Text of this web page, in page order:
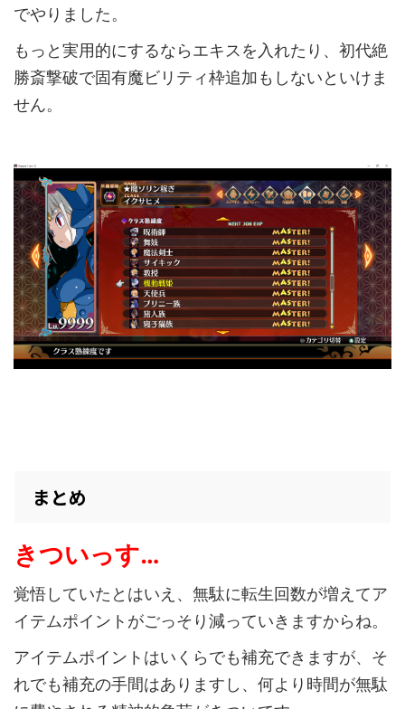
でやりました。
もっと実用的にするならエキスを入れたり、初代絶
勝斎撃破で固有魔ビリティ枠追加もしないといけま
せん。
まとめ
きついっす…
覚悟していたとはいえ、無駄に転生回数が増えてア
イテムポイントがごっそり減っていきますからね。
アイテムポイントはいくらでも補充できますが、そ
れでも補充の手間はありますし、何より時間が無駄